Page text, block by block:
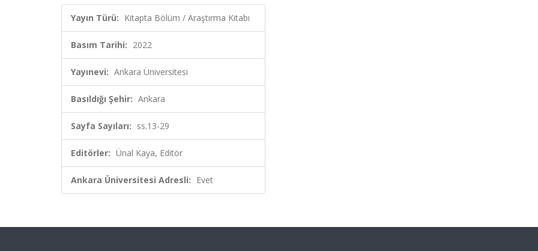
Yayın Türü: Kitapta Bölüm / Araştırma Kitabı
Basım Tarihi: 2022
Yayınevi: Ankara Üniversitesi
Basıldığı Şehir: Ankara
Sayfa Sayıları: ss.13-29
Editörler: Ünal Kaya, Editör
Ankara Üniversitesi Adresli: Evet